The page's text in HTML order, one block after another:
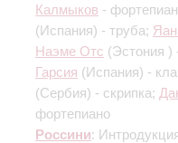
Калмыков -
(Испания) - труба;
Наэме Отс (Эстония )
Гарсия (Испания) -
(Сербия) - скрипка;
фортепиано
Россини: